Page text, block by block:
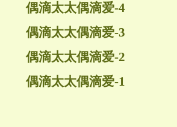
偶滴太太偶滴爱-4
偶滴太太偶滴爱-3
偶滴太太偶滴爱-2
偶滴太太偶滴爱-1